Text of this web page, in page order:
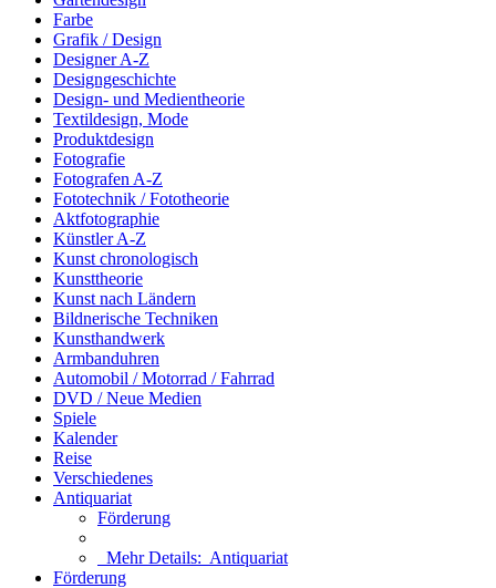
Farbe
Grafik / Design
Designer A-Z
Designgeschichte
Design- und Medientheorie
Textildesign, Mode
Produktdesign
Fotografie
Fotografen A-Z
Fototechnik / Fototheorie
Aktfotographie
Künstler A-Z
Kunst chronologisch
Kunsttheorie
Kunst nach Ländern
Bildnerische Techniken
Kunsthandwerk
Armbanduhren
Automobil / Motorrad / Fahrrad
DVD / Neue Medien
Spiele
Kalender
Reise
Verschiedenes
Antiquariat
Förderung
Mehr Details: Antiquariat
Förderung